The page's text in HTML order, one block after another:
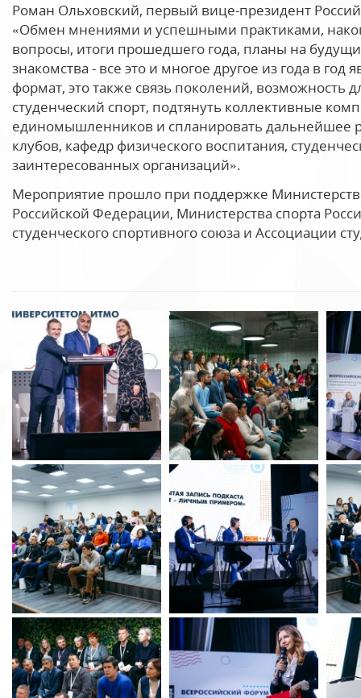
Роман Ольховский, первый вице-президент
«Обмен мнениями и успешными практиками,
вопросы, итоги прошедшего года, планы на
знакомства - все это и многое другое из года в
формат, это также связь поколений, возможность
студенческий спорт, подтянуть коллективные
единомышленников и спланировать дальнейшее
клубов, кафедр физического воспитания,
заинтересованных организаций».
Мероприятие прошло при поддержке
Российской Федерации, Министерства спорта
студенческого спортивного союза и Ассоциации